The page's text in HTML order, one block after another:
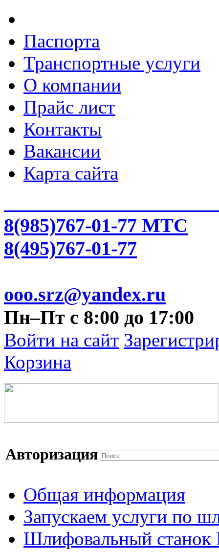
Паспорта
Транспортные услуги
О компании
Прайс лист
Контакты
Вакансии
Карта сайта
8(985)767-01-77 МТС
8(495)767-01-77
ooo.srz@yandex.ru
Пн–Пт с 8:00 до 17:00
Войти на сайт
Корзина
Авторизация
Общая информация
Запускаем услуги по
Шлифовальный